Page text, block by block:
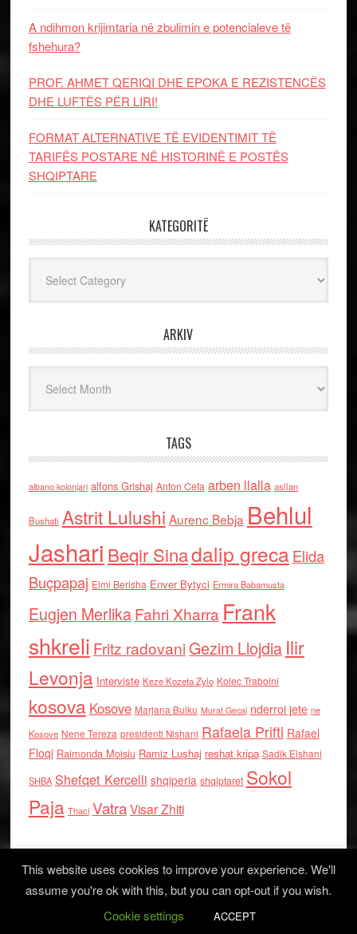
A ndihmon krijimtaria në zbulimin e potencialeve të
fshehura?
PROF. AHMET QERIQI DHE EPOKA E REZISTENCЁS
DHE LUFTЁS PЁR LIRI!
FORMAT ALTERNATIVE TË EVIDENTIMIT TË
TARIFËS POSTARE NË HISTORINË E POSTËS
SHQIPTARE
KATEGORITË
ARKIV
TAGS
albano kolonjari alfons Grishaj Anton Cefa arben llalla asllan
Bushati Astrit Lulushi Aurenc Bebja Behlul
Jashari Beqir Sinadalip grecaElida
Buçpapaj Elmi Berisha Enver Bytyci Ermira Babamusta
Eugjen MerlikaFahri Xharra Frank
shkreli Fritz radovaniGezim Llojdia Ilir
Levonja Interviste Keze Kozeta Zylo Kolec Traboini
kosova Kosove Marjana Bulku Murat Gecaj nderroi jete ne
Kosove Nene Tereza presidenti Nishani Rafaela Prifti Rafael
Floqi Raimonda Moisiu Ramiz Lushaj reshat kripa Sadik Elshani
SHBA Shefqet Kercelli shqiperia shqiptaret Sokol
Paja Thaci VatraVisar Zhiti
Log in
This website uses cookies to improve your experience. We'll
assume you're ok with this, but you can opt-out if you wish.
Cookie settings
ACCEPT